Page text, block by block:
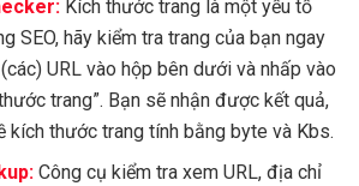
Kích thước trang là một yếu tố
SEO, hãy kiểm tra trang của bạn ngay
URL vào hộp bên dưới và nhấp vào
trang”. Bạn sẽ nhận được kết quả,
kích thước trang tính bằng byte và Kbs.
Công cụ kiểm tra xem URL, địa chỉ